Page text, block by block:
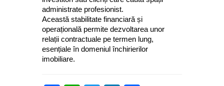
administrate profesionist.
Această stabilitate financiară și
operațională permite dezvoltarea unor
relații contractuale pe termen lung,
esențiale în domeniul închirierilor
imobiliare.